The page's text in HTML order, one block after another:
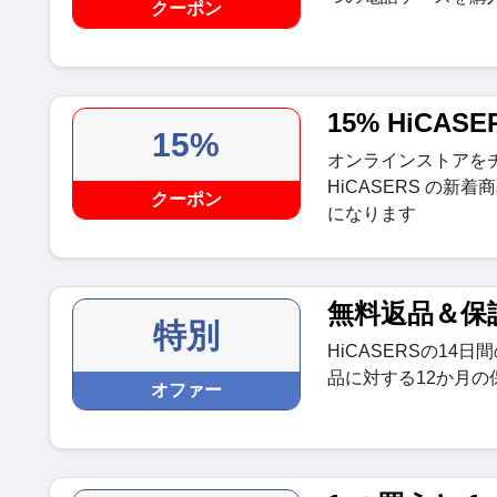
クーポン
15%
クーポン
15%
オンラインストアを
HiCASERS の新着
になります
特別
オファー
無料返品＆保
HiCASERSの14日
品に対する12か月の